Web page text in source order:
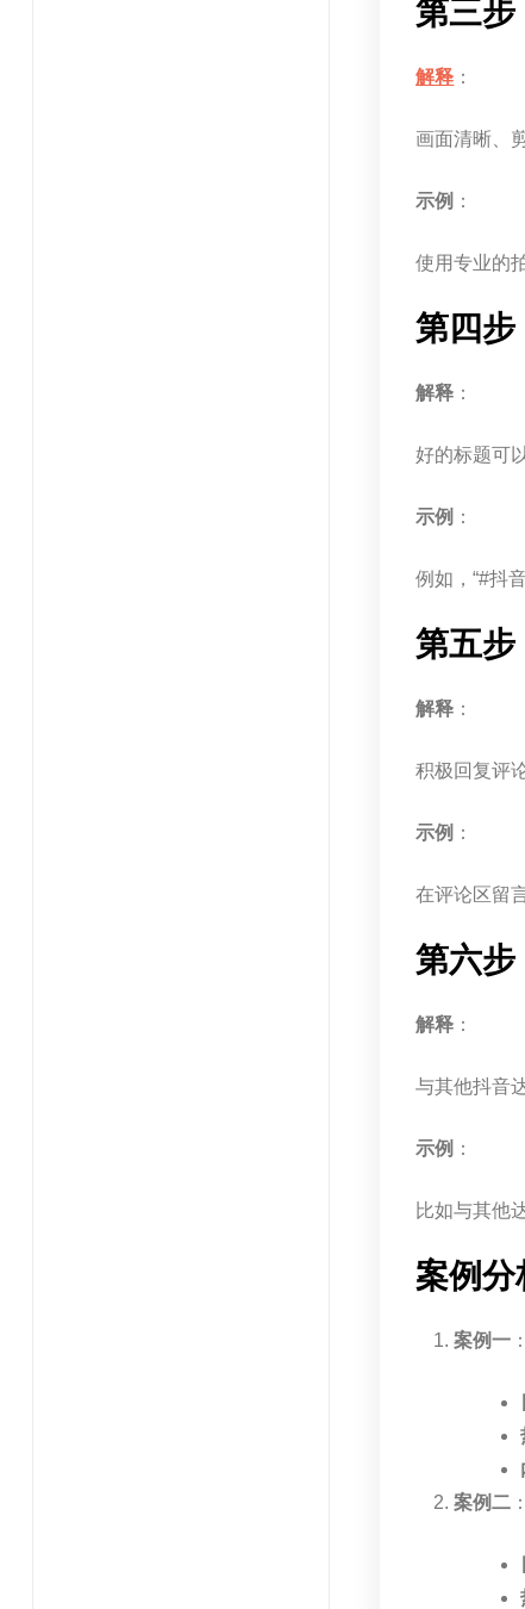
第三步
解释 ：
画面清晰、
示例 ：
使用专业的
第四步
解释 ：
好的标题可
示例 ：
例如，“#抖
第五步
解释 ：
积极回复评
示例 ：
在评论区留
第六步
解释 ：
与其他抖音
示例 ：
比如与其他
案例分
案例一
案例二